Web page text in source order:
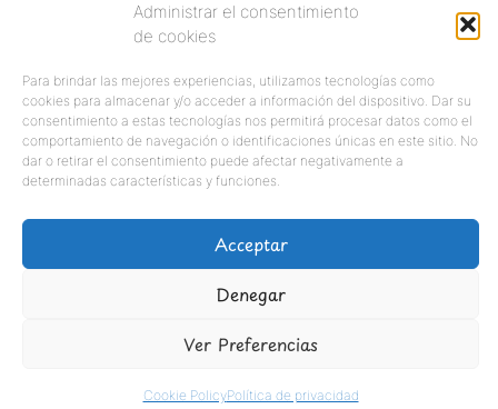
Administrar el consentimiento
de cookies
Para brindar las mejores experiencias, utilizamos tecnologías como
cookies para almacenar y/o acceder a información del dispositivo. Dar su
consentimiento a estas tecnologías nos permitirá procesar datos como el
comportamiento de navegación o identificaciones únicas en este sitio. No
dar o retirar el consentimiento puede afectar negativamente a
determinadas características y funciones.
Acceptar
Denegar
Ver Preferencias
Cookie PolicyPolítica de privacidad